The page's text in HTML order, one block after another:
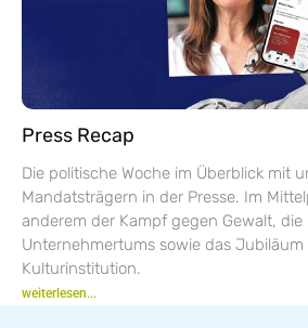
Press Recap
Die politische Woche im Überblick mit
Mandatsträgern in der Presse. Im
anderem der Kampf gegen Gewalt, die
Unternehmertums sowie das Jubiläum
Kulturinstitution.
weiterlesen...